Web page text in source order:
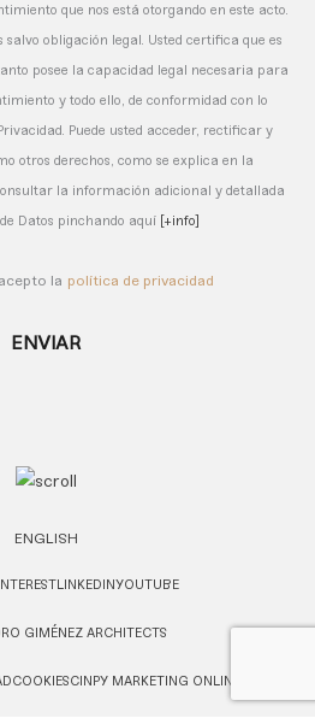
que nos está otorgando en este acto.
salvo obligación legal. Usted certifica que es
posee la capacidad legal necesaria para
y todo ello, de conformidad con lo
Puede usted acceder, rectificar y
otros derechos, como se explica en la
la información adicional y detallada
Datos pinchando aquí [+info]
la política de privacidad
ENGLISH
LINKEDINYOUTUBE
GIMÉNEZ ARCHITECTS
COOKIESCINPY MARKETING ONLINE